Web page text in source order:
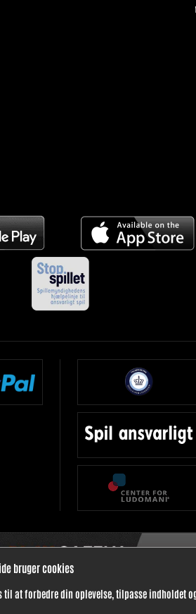
bruger cookies
til at forbedre din oplevelse, tilpasse indholdet